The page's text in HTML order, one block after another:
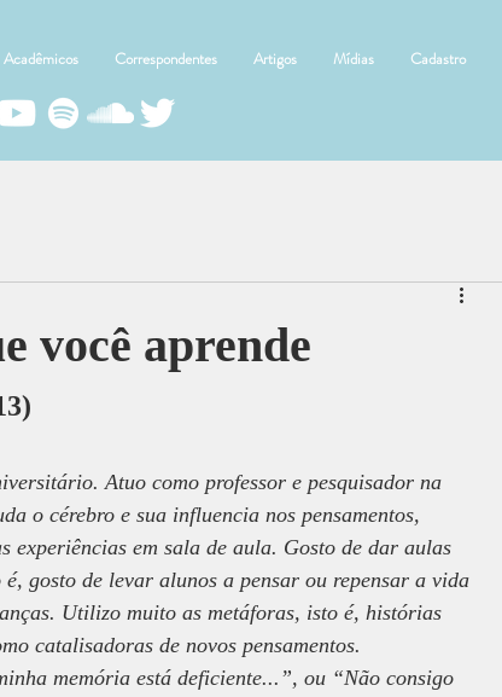
Acadêmicos Correspondentes Artigos Mídias Cadastro
você aprende
Atuo como professor e pesquisador na
o cérebro e sua influencia nos pensamentos,
experiências em sala de aula. Gosto de dar aulas
gosto de levar alunos a pensar ou repensar a vida
Utilizo muito as metáforas, isto é, histórias
catalisadoras de novos pensamentos.
memória está deficiente...”, ou “Não consigo